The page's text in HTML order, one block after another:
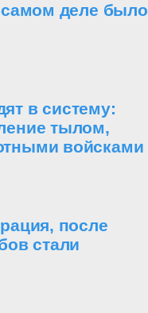
самом деле было
в систему:
тылом,
войсками
после
стали